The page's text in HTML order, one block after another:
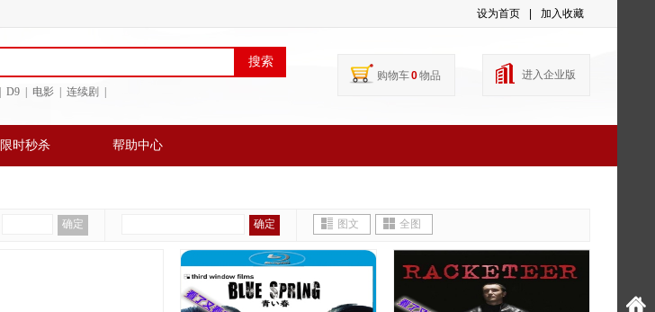
设为首页 加入收藏
| D9 | 电影 | 连续剧 |
购物车0物品 进入企业版
搜索
限时秒杀 帮助中心
确定 确定 图文 全图